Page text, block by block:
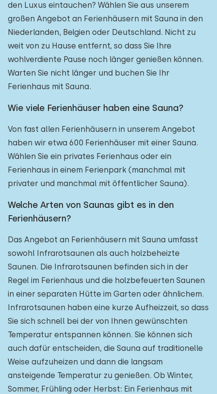
den Luxus eintauchen? Wählen Sie aus unserem
großen Angebot an Ferienhäusern mit Sauna in den
Niederlanden, Belgien oder Deutschland. Nicht zu
weit von zu Hause entfernt, so dass Sie Ihre
wohlverdiente Pause noch länger genießen können.
Warten Sie nicht länger und buchen Sie Ihr
Ferienhaus mit Sauna.
Wie viele Ferienhäuser haben eine Sauna?
Von fast allen Ferienhäusern in unserem Angebot
haben wir etwa 600 Ferienhäuser mit einer Sauna.
Wählen Sie ein privates Ferienhaus oder ein
Ferienhaus in einem Ferienpark (manchmal mit
privater und manchmal mit öffentlicher Sauna).
Welche Arten von Saunas gibt es in den
Ferienhäusern?
Das Angebot an Ferienhäusern mit Sauna umfasst
sowohl Infrarotsaunen als auch holzbeheizte
Saunen. Die Infrarotsaunen befinden sich in der
Regel im Ferienhaus und die holzbefeuerten Saunen
in einer separaten Hütte im Garten oder ähnlichem.
Infrarotsaunen haben eine kurze Aufheizzeit, so dass
Sie sich schnell bei der von Ihnen gewünschten
Temperatur entspannen können. Sie können sich
auch dafür entscheiden, die Sauna auf traditionelle
Weise aufzuheizen und dann die langsam
ansteigende Temperatur zu genießen. Ob Winter,
Sommer, Frühling oder Herbst: Ein Ferienhaus mit